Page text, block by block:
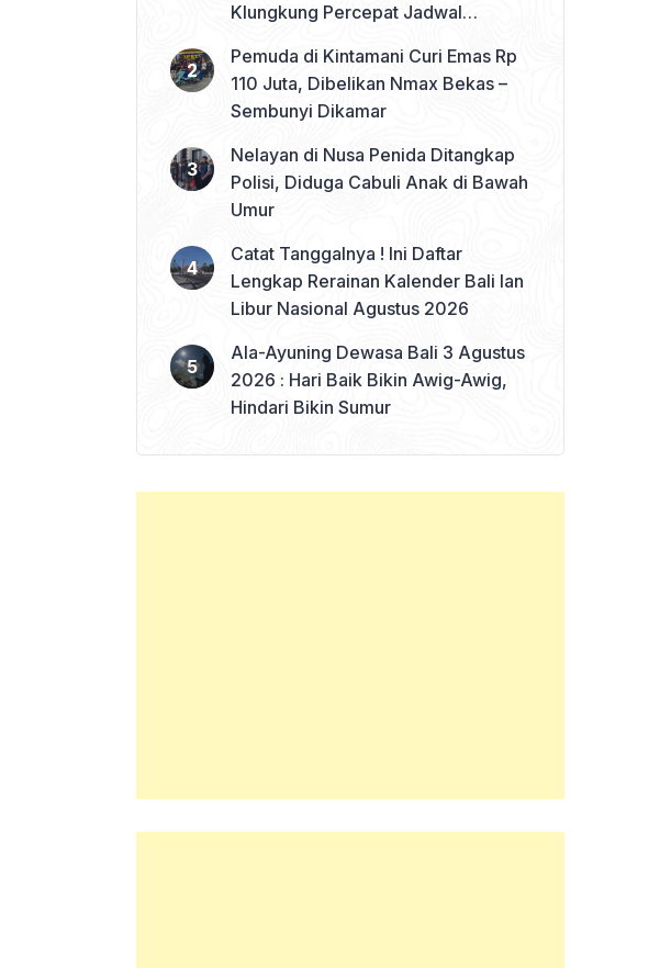
Klungkung Percepat Jadwal
Pemuda di Kintamani Curi Emas Rp
110 Juta, Dibelikan Nmax Bekas –
Sembunyi Dikamar
Nelayan di Nusa Penida Ditangkap
Polisi, Diduga Cabuli Anak di Bawah
Umur
Catat Tanggalnya ! Ini Daftar
Lengkap Rerainan Kalender Bali lan
Libur Nasional Agustus 2026
Ala-Ayuning Dewasa Bali 3 Agustus
2026 : Hari Baik Bikin Awig-Awig,
Hindari Bikin Sumur